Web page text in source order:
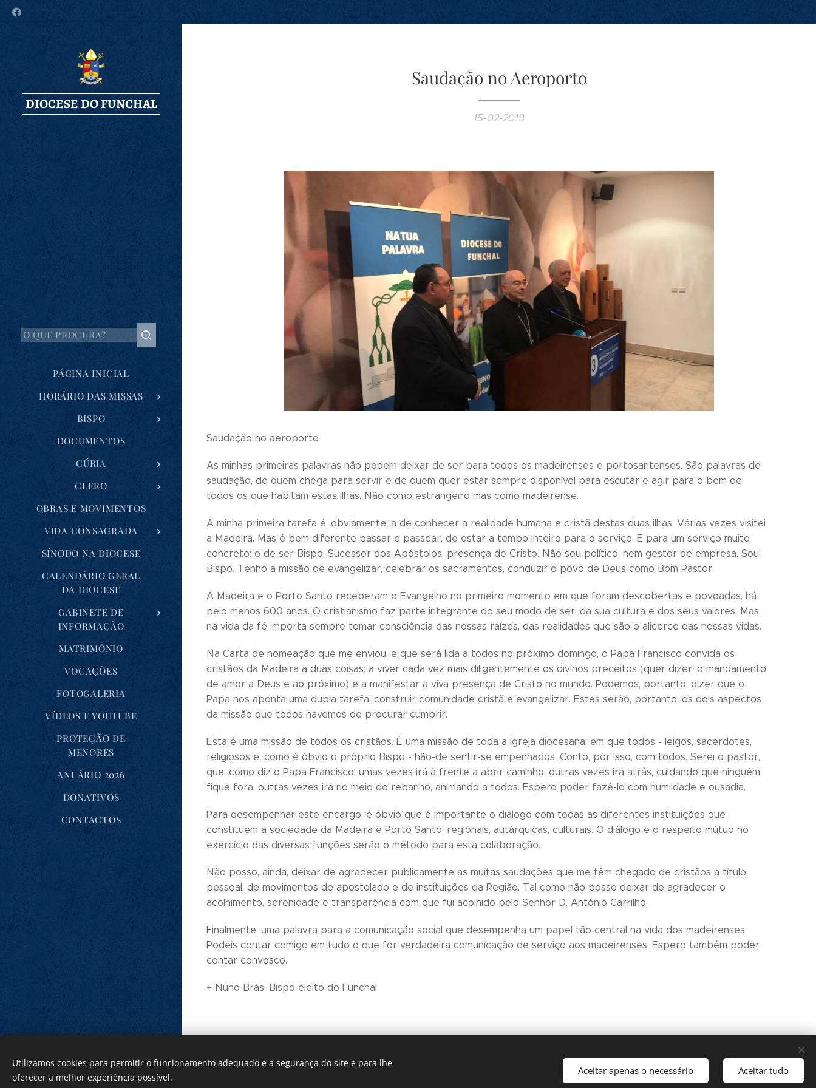
DIOCESE DO FUNCHAL
PÁGINA INICIAL
HORÁRIO DAS MISSAS
BISPO
DOCUMENTOS
CÚRIA
CLERO
OBRAS E MOVIMENTOS
VIDA CONSAGRADA
SÍNODO NA DIOCESE
CALENDÁRIO GERAL
DA DIOCESE
GABINETE DE
INFORMAÇÃO
MATRIMÓNIO
VOCAÇÕES
FOTOGALERIA
VÍDEOS E YOUTUBE
PROTEÇÃO DE
MENORES
ANUÁRIO 2026
DONATIVOS
CONTACTOS
Saudação no Aeroporto
15-02-2019
Saudação no aeroporto
As minhas primeiras palavras não podem deixar de ser para todos os madeirenses e portosantenses. São palavras de
saudação, de quem chega para servir e de quem quer estar sempre disponível para escutar e agir para o bem de
todos os que habitam estas ilhas. Não como estrangeiro mas como madeirense.
A minha primeira tarefa é, obviamente, a de conhecer a realidade humana e cristã destas duas ilhas. Várias vezes visitei
a Madeira. Mas é bem diferente passar e passear, de estar a tempo inteiro para o serviço. E para um serviço muito
concreto: o de ser Bispo, Sucessor dos Apóstolos, presença de Cristo. Não sou político, nem gestor de empresa. Sou
Bispo. Tenho a missão de evangelizar, celebrar os sacramentos, conduzir o povo de Deus como Bom Pastor.
A Madeira e o Porto Santo receberam o Evangelho no primeiro momento em que foram descobertas e povoadas, há
pelo menos 600 anos. O cristianismo faz parte integrante do seu modo de ser: da sua cultura e dos seus valores. Mas
na vida da fé importa sempre tomar consciência das nossas raízes, das realidades que são o alicerce das nossas vidas.
Na Carta de nomeação que me enviou, e que será lida a todos no próximo domingo, o Papa Francisco convida os
cristãos da Madeira a duas coisas: a viver cada vez mais diligentemente os divinos preceitos (quer dizer: o mandamento
de amor a Deus e ao próximo) e a manifestar a viva presença de Cristo no mundo. Podemos, portanto, dizer que o
Papa nos aponta uma dupla tarefa: construir comunidade cristã e evangelizar. Estes serão, portanto, os dois aspectos
da missão que todos havemos de procurar cumprir.
Esta é uma missão de todos os cristãos. É uma missão de toda a Igreja diocesana, em que todos - leigos, sacerdotes,
religiosos e, como é óbvio o próprio Bispo - hão-de sentir-se empenhados. Conto, por isso, com todos. Serei o pastor,
que, como diz o Papa Francisco, umas vezes irá à frente a abrir caminho, outras vezes irá atrás, cuidando que ninguém
fique fora, outras vezes irá no meio do rebanho, animando a todos. Espero poder fazê-lo com humildade e ousadia.
Para desempenhar este encargo, é óbvio que é importante o diálogo com todas as diferentes instituições que
constituem a sociedade da Madeira e Porto Santo: regionais, autárquicas, culturais. O diálogo e o respeito mútuo no
exercício das diversas funções serão o método para esta colaboração.
Não posso, ainda, deixar de agradecer publicamente as muitas saudações que me têm chegado de cristãos a título
pessoal, de movimentos de apostolado e de instituições da Região. Tal como não posso deixar de agradecer o
acolhimento, serenidade e transparência com que fui acolhido pelo Senhor D. António Carrilho.
Finalmente, uma palavra para a comunicação social que desempenha um papel tão central na vida dos madeirenses.
Podeis contar comigo em tudo o que for verdadeira comunicação de serviço aos madeirenses. Espero também poder
contar convosco.
+ Nuno Brás, Bispo eleito do Funchal
Diocese do Funchal - 2017
Utilizamos cookies para permitir o funcionamento adequado e a segurança do site e para lhe
oferecer a melhor experiência possível.
Aceitar apenas o necessário Aceitar tudo